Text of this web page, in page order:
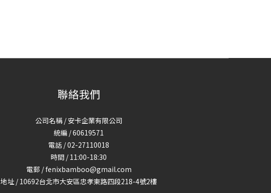
聯絡我們
公司名稱 / 安卡企業有限公司
統編 / 60619571
電話 / 02-27110018
時間 / 11:00-18:30
電郵 / fenixbamboo@gmail.com
地址 / 10692台北市大安區忠孝東路四段218-4號2樓